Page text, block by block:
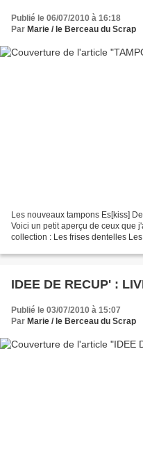
Publié le 06/07/2010 à 16:18
Par Marie / le Berceau du Scrap
Les nouveaux tampons Es[kiss]
Voici un petit aperçu de ceux que
collection : Les frises dentelles
IDEE DE RECUP' :
Publié le 03/07/2010 à 15:07
Par Marie / le Berceau du Scrap